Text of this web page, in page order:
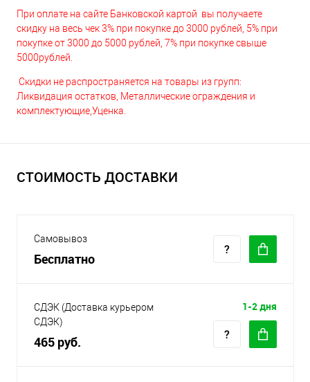
При оплате на сайте Банковской картой вы получаете
скидку на весь чек 3% при покупке до 3000 рублей, 5% при
покупке от 3000 до 5000 рублей, 7% при покупке свыше
5000рублей.
Скидки не распространяется на товары из групп:
Ликвидация остатков, Металлические ограждения и
комплектующие,Уценка.
СТОИМОСТЬ ДОСТАВКИ
Самовывоз
Бесплатно
СДЭК (Доставка курьером
СДЭК)
465 руб.
1-2 дня